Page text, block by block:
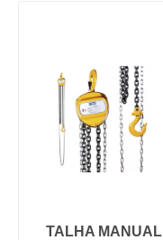
TALHA MANUAL